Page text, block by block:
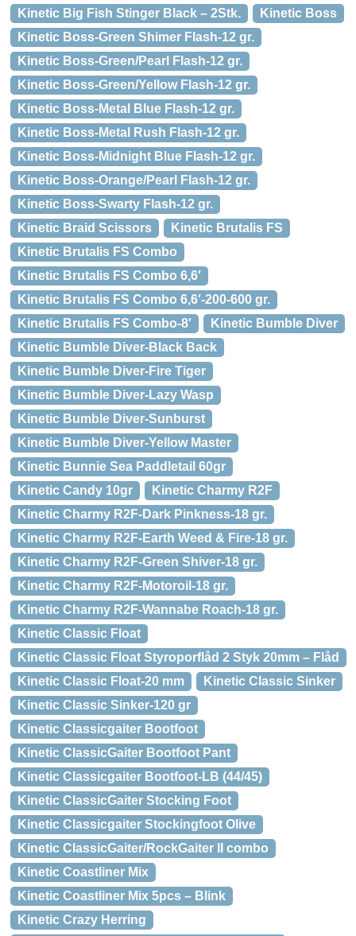
Kinetic Big Fish Stinger Black – 2Stk.
Kinetic Boss
Kinetic Boss-Green Shimer Flash-12 gr.
Kinetic Boss-Green/Pearl Flash-12 gr.
Kinetic Boss-Green/Yellow Flash-12 gr.
Kinetic Boss-Metal Blue Flash-12 gr.
Kinetic Boss-Metal Rush Flash-12 gr.
Kinetic Boss-Midnight Blue Flash-12 gr.
Kinetic Boss-Orange/Pearl Flash-12 gr.
Kinetic Boss-Swarty Flash-12 gr.
Kinetic Braid Scissors
Kinetic Brutalis FS
Kinetic Brutalis FS Combo
Kinetic Brutalis FS Combo 6,6′
Kinetic Brutalis FS Combo 6,6′-200-600 gr.
Kinetic Brutalis FS Combo-8′
Kinetic Bumble Diver
Kinetic Bumble Diver-Black Back
Kinetic Bumble Diver-Fire Tiger
Kinetic Bumble Diver-Lazy Wasp
Kinetic Bumble Diver-Sunburst
Kinetic Bumble Diver-Yellow Master
Kinetic Bunnie Sea Paddletail 60gr
Kinetic Candy 10gr
Kinetic Charmy R2F
Kinetic Charmy R2F-Dark Pinkness-18 gr.
Kinetic Charmy R2F-Earth Weed & Fire-18 gr.
Kinetic Charmy R2F-Green Shiver-18 gr.
Kinetic Charmy R2F-Motoroil-18 gr.
Kinetic Charmy R2F-Wannabe Roach-18 gr.
Kinetic Classic Float
Kinetic Classic Float Styroporflåd 2 Styk 20mm – Flåd
Kinetic Classic Float-20 mm
Kinetic Classic Sinker
Kinetic Classic Sinker-120 gr
Kinetic Classicgaiter Bootfoot
Kinetic ClassicGaiter Bootfoot Pant
Kinetic Classicgaiter Bootfoot-LB (44/45)
Kinetic ClassicGaiter Stocking Foot
Kinetic Classicgaiter Stockingfoot Olive
Kinetic ClassicGaiter/RockGaiter II combo
Kinetic Coastliner Mix
Kinetic Coastliner Mix 5pcs – Blink
Kinetic Crazy Herring